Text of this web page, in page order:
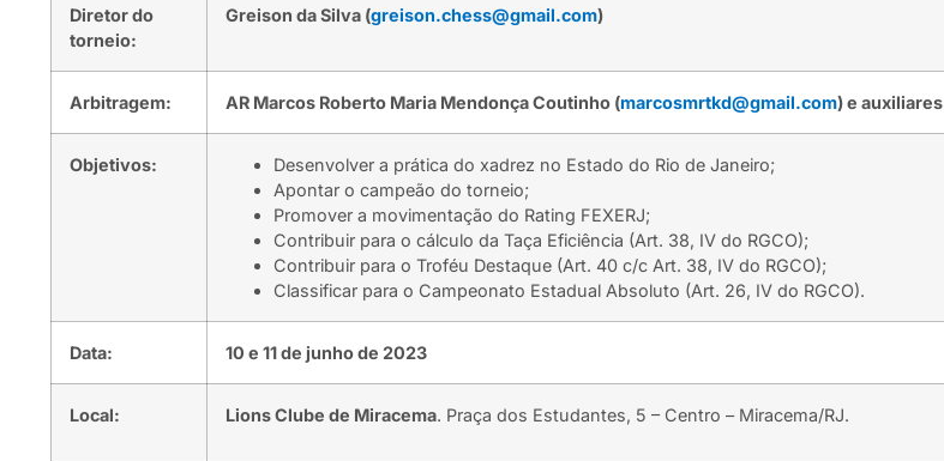
Diretor do
torneio:
Greison da Silva (greison.chess@gmail.com)
Arbitragem: AR Marcos Roberto Maria Mendonça Coutinho (marcosmrtkd@gmail.com) e auxiliares
Objetivos:
Desenvolver a prática do xadrez no Estado do Rio de Janeiro;
Apontar o campeão do torneio;
Promover a movimentação do Rating FEXERJ;
Contribuir para o cálculo da Taça Eficiência (Art. 38, IV do RGCO);
Contribuir para o Troféu Destaque (Art. 40 c/c Art. 38, IV do RGCO);
Classificar para o Campeonato Estadual Absoluto (Art. 26, IV do RGCO).
Data: 10 e 11 de junho de 2023
Local: Lions Clube de Miracema. Praça dos Estudantes, 5 – Centro – Miracema/RJ.